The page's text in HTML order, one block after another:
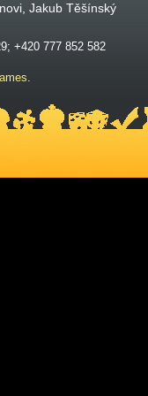
Jakub Těšínský
+420 777 852 582
.